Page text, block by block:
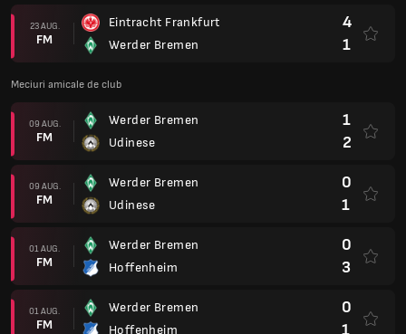
23 AUG.
FM
Eintracht Frankfurt
Werder Bremen
4
1
Meciuri amicale de club
09 AUG.
FM
Werder Bremen
Udinese
1
2
09 AUG.
FM
Werder Bremen
Udinese
0
1
01 AUG.
FM
Werder Bremen
Hoffenheim
0
3
01 AUG.
FM
Werder Bremen
Hoffenheim
0
1